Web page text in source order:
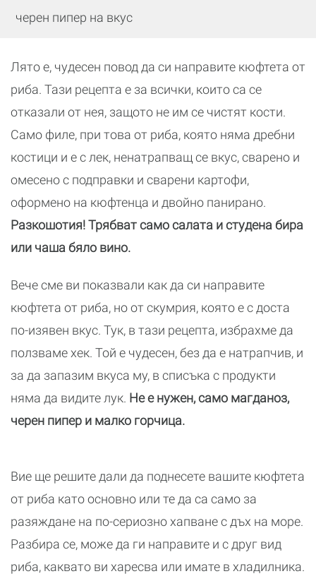
черен пипер на вкус
Лято е, чудесен повод да си направите кюфтета от
риба. Тази рецепта е за всички, които са се
отказали от нея, защото не им се чистят кости.
Само филе, при това от риба, която няма дребни
костици и е с лек, ненатрапващ се вкус, сварено и
омесено с подправки и сварени картофи,
оформено на кюфтенца и двойно панирано.
Разкошотия! Трябват само салата и студена бира
или чаша бяло вино.
Вече сме ви показвали как да си направите
кюфтета от риба, но от скумрия, която е с доста
по-изявен вкус. Тук, в тази рецепта, избрахме да
ползваме хек. Той е чудесен, без да е натрапчив, и
за да запазим вкуса му, в списъка с продукти
няма да видите лук. Не е нужен, само магданоз,
черен пипер и малко горчица.
Вие ще решите дали да поднесете вашите кюфтета
от риба като основно или те да са само за
разяждане на по-сериозно хапване с дъх на море.
Разбира се, може да ги направите и с друг вид
риба, каквато ви харесва или имате в хладилника.